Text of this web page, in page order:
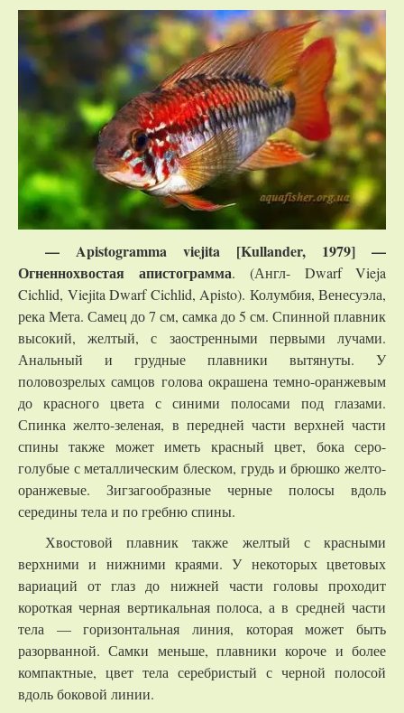
— Apistogramma viejita [Kullander, 1979] —
Огненнохвостая апистограмма. (Англ- Dwarf Vieja
Cichlid, Viejita Dwarf Cichlid, Apisto). Колумбия, Венесуэла,
река Мета. Самец до 7 см, самка до 5 см. Спинной плавник
высокий, желтый, с заостренными первыми лучами.
Анальный и грудные плавники вытянуты. У
половозрелых самцов голова окрашена темно-оранжевым
до красного цвета с синими полосами под глазами.
Спинка желто-зеленая, в передней части верхней части
спины также может иметь красный цвет, бока серо-
голубые с металлическим блеском, грудь и брюшко желто-
оранжевые. Зигзагообразные черные полосы вдоль
середины тела и по гребню спины.
Хвостовой плавник также желтый с красными
верхними и нижними краями. У некоторых цветовых
вариаций от глаз до нижней части головы проходит
короткая черная вертикальная полоса, а в средней части
тела — горизонтальная линия, которая может быть
разорванной. Самки меньше, плавники короче и более
компактные, цвет тела серебристый с черной полосой
вдоль боковой линии.